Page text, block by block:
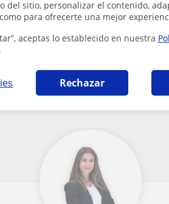
del sitio, personalizar el contenido,
para ofrecerte una mejor
aceptas lo establecido en nuestra
.
Rechazar
que pueden